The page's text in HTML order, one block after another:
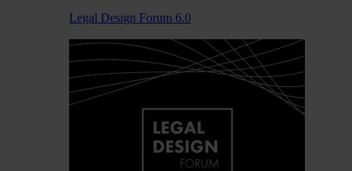
Legal Design Forum 6.0